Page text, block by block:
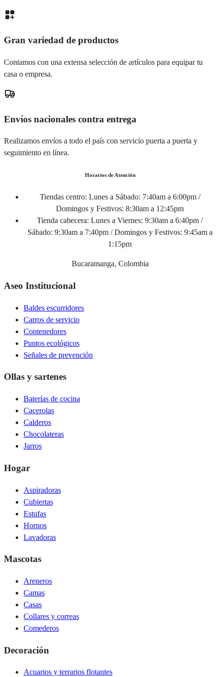
Gran variedad de productos
Contamos con una extensa selección de artículos para equipar tu
casa o empresa.
Envíos nacionales contra entrega
Realizamos envíos a todo el país con servicio puerta a puerta y
seguimiento en línea.
Horarios de Atención
Tiendas centro: Lunes a Sábado: 7:40am a 6:00pm /
Domingos y Festivos: 8:30am a 12:45pm
Tienda cabecera: Lunes a Viernes: 9:30am a 6:40pm /
Sábado: 9:30am a 7:40pm / Domingos y Festivos: 9:45am a
1:15pm
Bucaramanga, Colombia
Aseo Institucional
Baldes escurridores
Carros de servicio
Contenedores
Puntos ecológicos
Señales de prevención
Ollas y sartenes
Baterías de cocina
Cacerolas
Calderos
Chocolateras
Jarros
Hogar
Aspiradoras
Cubiertas
Estufas
Hornos
Lavadoras
Mascotas
Areneros
Camas
Casas
Collares y correas
Comederos
Decoración
Acuarios y terrarios flotantes